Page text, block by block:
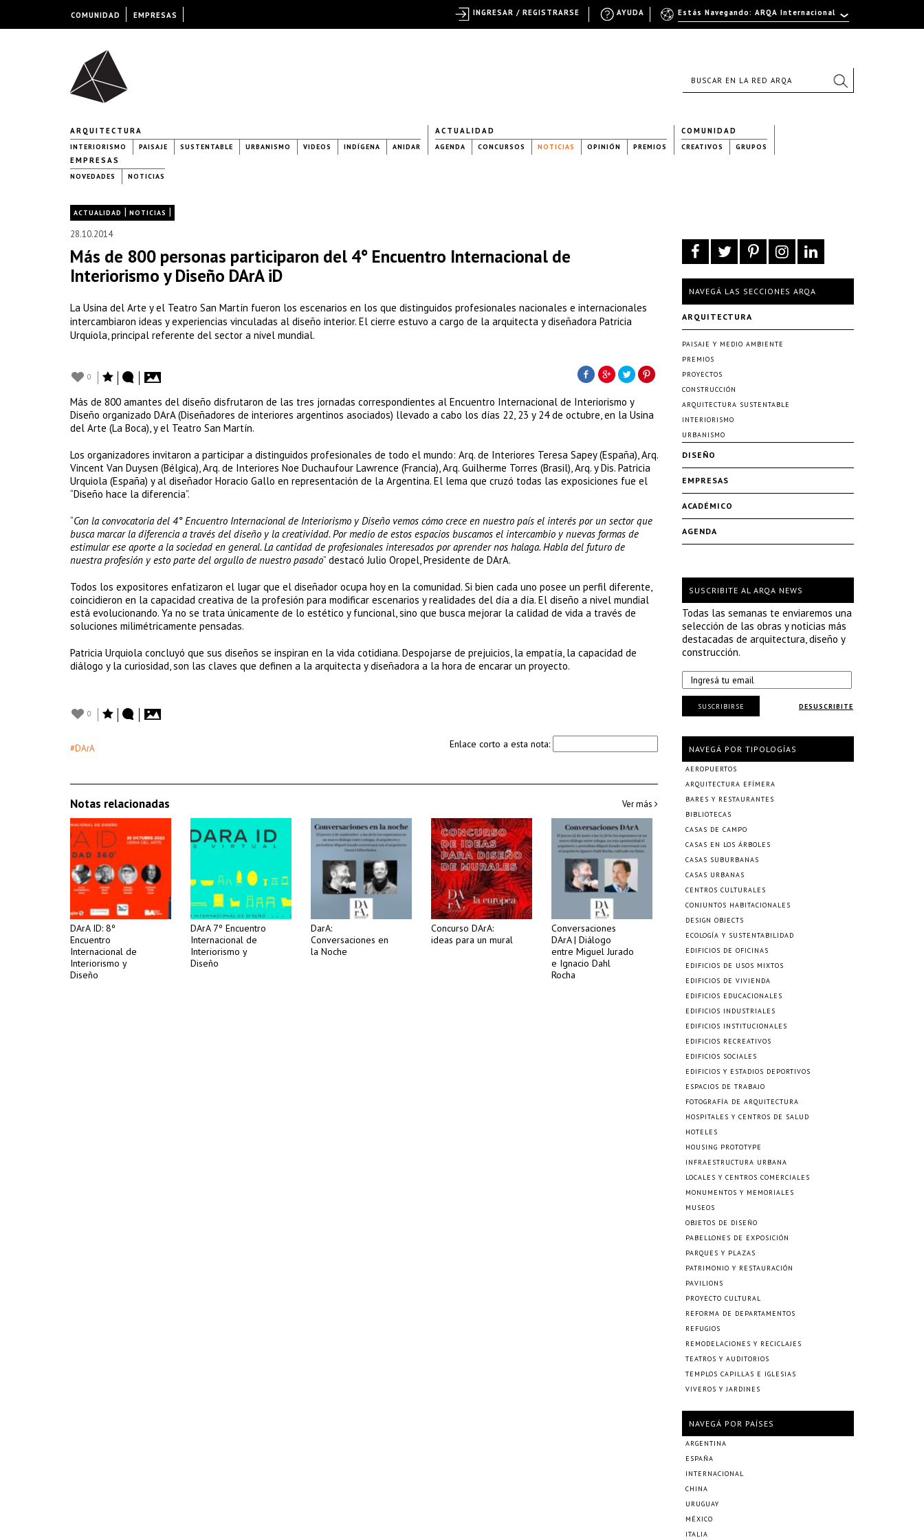
ARQUITECTURA
INTERIORISMO PAISAJE SUSTENTABLE URBANISMO VIDEOS INDÍGENA ANIDAR
ACTUALIDAD
AGENDA CONCURSOS NOTICIAS OPINIÓN PREMIOS
COMUNIDAD
CREATIVOS GRUPOS
EMPRESAS
NOVEDADES NOTICIAS
ACTUALIDAD | NOTICIAS |
28.10.2014
Más de 800 personas participaron del 4° Encuentro Internacional de
Interiorismo y Diseño DArA iD
La Usina del Arte y el Teatro San Martín fueron los escenarios en los que distinguidos profesionales nacionales e internacionales
intercambiaron ideas y experiencias vinculadas al diseño interior. El cierre estuvo a cargo de la arquitecta y diseñadora Patricia
Urquiola, principal referente del sector a nivel mundial.
0
Más de 800 amantes del diseño disfrutaron de las tres jornadas correspondientes al Encuentro Internacional de Interiorismo y
Diseño organizado DArA (Diseñadores de interiores argentinos asociados) llevado a cabo los días 22, 23 y 24 de octubre, en la Usina
del Arte (La Boca), y el Teatro San Martín.
Los organizadores invitaron a participar a distinguidos profesionales de todo el mundo: Arq. de Interiores Teresa Sapey (España), Arq.
Vincent Van Duysen (Bélgica), Arq. de Interiores Noe Duchaufour Lawrence (Francia), Arq. Guilherme Torres (Brasil), Arq. y Dis. Patricia
Urquiola (España) y al diseñador Horacio Gallo en representación de la Argentina. El lema que cruzó todas las exposiciones fue el
“Diseño hace la diferencia”.
“Con la convocatoria del 4° Encuentro Internacional de Interiorismo y Diseño vemos cómo crece en nuestro país el interés por un sector que
busca marcar la diferencia a través del diseño y la creatividad. Por medio de estos espacios buscamos el intercambio y nuevas formas de
estimular ese aporte a la sociedad en general. La cantidad de profesionales interesados por aprender nos halaga. Habla del futuro de
nuestra profesión y esto parte del orgullo de nuestro pasado” destacó Julio Oropel, Presidente de DArA.
Todos los expositores enfatizaron el lugar que el diseñador ocupa hoy en la comunidad. Si bien cada uno posee un perfil diferente,
coincidieron en la capacidad creativa de la profesión para modificar escenarios y realidades del día a día. El diseño a nivel mundial
está evolucionando. Ya no se trata únicamente de lo estético y funcional, sino que busca mejorar la calidad de vida a través de
soluciones milimétricamente pensadas.
Patricia Urquiola concluyó que sus diseños se inspiran en la vida cotidiana. Despojarse de prejuicios, la empatía, la capacidad de
diálogo y la curiosidad, son las claves que definen a la arquitecta y diseñadora a la hora de encarar un proyecto.
0
#DArA Enlace corto a esta nota:
Notas relacionadas Ver más
DArA ID: 8º
Encuentro
Internacional de
Interiorismo y
Diseño
DArA 7º Encuentro
Internacional de
Interiorismo y
Diseño
DarA:
Conversaciones en
la Noche
Concurso DArA:
ideas para un mural
Conversaciones
DArA | Diálogo
entre Miguel Jurado
e Ignacio Dahl
Rocha
NAVEGÁ LAS SECCIONES ARQA
ARQUITECTURA
PAISAJE Y MEDIO AMBIENTE
PREMIOS
PROYECTOS
CONSTRUCCIÓN
ARQUITECTURA SUSTENTABLE
INTERIORISMO
URBANISMO
DISEÑO
EMPRESAS
ACADÉMICO
AGENDA
SUSCRIBITE AL ARQA NEWS
Todas las semanas te enviaremos una
selección de las obras y noticias más
destacadas de arquitectura, diseño y
construcción.
DESUSCRIBITE
SUSCRIBIRSE
NAVEGÁ POR TIPOLOGÍAS
AEROPUERTOS
ARQUITECTURA EFÍMERA
BARES Y RESTAURANTES
BIBLIOTECAS
CASAS DE CAMPO
CASAS EN LOS ÁRBOLES
CASAS SUBURBANAS
CASAS URBANAS
CENTROS CULTURALES
CONJUNTOS HABITACIONALES
DESIGN OBJECTS
ECOLOGÍA Y SUSTENTABILIDAD
EDIFICIOS DE OFICINAS
EDIFICIOS DE USOS MIXTOS
EDIFICIOS DE VIVIENDA
EDIFICIOS EDUCACIONALES
EDIFICIOS INDUSTRIALES
EDIFICIOS INSTITUCIONALES
EDIFICIOS RECREATIVOS
EDIFICIOS SOCIALES
EDIFICIOS Y ESTADIOS DEPORTIVOS
ESPACIOS DE TRABAJO
FOTOGRAFÍA DE ARQUITECTURA
HOSPITALES Y CENTROS DE SALUD
HOTELES
HOUSING PROTOTYPE
INFRAESTRUCTURA URBANA
LOCALES Y CENTROS COMERCIALES
MONUMENTOS Y MEMORIALES
MUSEOS
OBJETOS DE DISEÑO
PABELLONES DE EXPOSICIÓN
PARQUES Y PLAZAS
PATRIMONIO Y RESTAURACIÓN
PAVILIONS
PROYECTO CULTURAL
REFORMA DE DEPARTAMENTOS
REFUGIOS
REMODELACIONES Y RECICLAJES
TEATROS Y AUDITORIOS
TEMPLOS CAPILLAS E IGLESIAS
VIVEROS Y JARDINES
NAVEGÁ POR PAÍSES
ARGENTINA
ESPAÑA
INTERNACIONAL
CHINA
URUGUAY
MÉXICO
ITALIA
COMUNIDAD EMPRESAS Estás Navegando: ARQA Internacional
AYUDA
INGRESAR / REGISTRARSE